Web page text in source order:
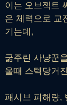
이는 오브젝트
은 체력으로 교
기는데,
굶주린 사냥꾼
울때 스텍당거
패시브 피해량,